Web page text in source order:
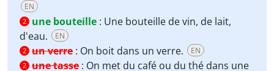
EN
2 une bouteille : Une bouteille de vin, de lait,
d'eau.
EN
2 un verre : On boit dans un verre. EN
2 une tasse : On met du café ou du thé dans une